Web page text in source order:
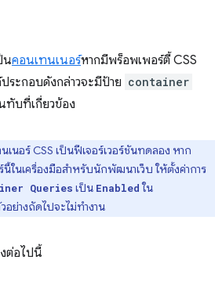
นคอนเทนเนอร์หากมีพร็อพเพอร์ตี้ CSS
ระกอบดังกล่าวจะมีป้าย container
ทับที่เกี่ยวข้อง
เนอร์ CSS เป็นฟีเจอร์เวอร์ชันทดลอง หาก
นี้ในเครื่องมือสำหรับนักพัฒนาเว็บ ให้ตั้งค่าการ
Queries เป็น Enabled ใน
อย่างถัดไปจะไม่ทำงาน
ต่อไปนี้